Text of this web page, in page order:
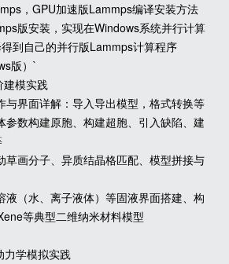
，GPU加速版Lammps编译安装方法
版安装，实现在Windows系统并行计算
到自己的并行版Lammps计算程序
版）`
建模实践
与界面详解：导入导出模型，格式转换等
参数构建原胞、构建超胞、引入缺陷、建
草画分子、异质结晶格匹配、模型拼接与
液（水、离子液体）等固液界面搭建、构
等典型二维纳米材料模型
力学模拟实践